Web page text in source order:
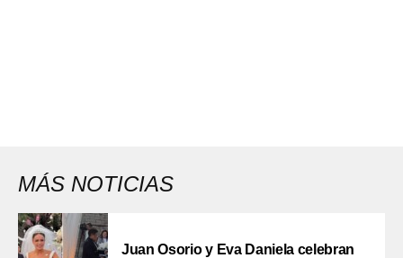
MÁS NOTICIAS
Juan Osorio y Eva Daniela celebran